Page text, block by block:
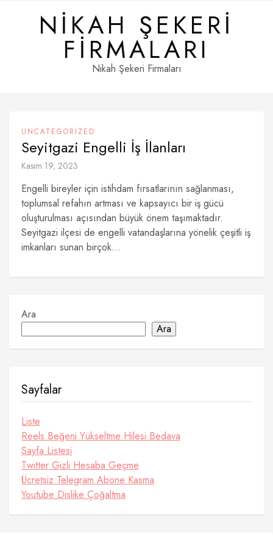
NIKAH ŞEKERI
FIRMALARI
Nikah Şekeri Firmaları
UNCATEGORIZED
Seyitgazi Engelli İş İlanları
Kasım 19, 2023
Engelli bireyler için istihdam fırsatlarının sağlanması,
toplumsal refahın artması ve kapsayıcı bir iş gücü
oluşturulması açısından büyük önem taşımaktadır.
Seyitgazi ilçesi de engelli vatandaşlarına yönelik çeşitli iş
imkanları sunan birçok...
Ara
Ara
Sayfalar
Liste
Reels Beğeni Yükseltme Hilesi Bedava
Sayfa Listesi
Twitter Gizli Hesaba Geçme
Ücretsiz Telegram Abone Kasma
Youtube Dislike Çoğaltma